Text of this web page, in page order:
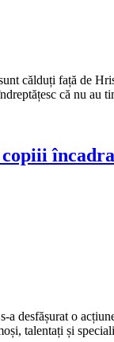
călduți față de
că nu
desfășurat o
talentați și